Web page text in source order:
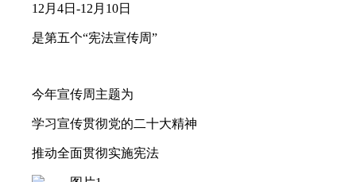
12月4日-12月10日
是第五个“宪法宣传周”
今年宣传周主题为
学习宣传贯彻党的二十大精神
推动全面贯彻实施宪法